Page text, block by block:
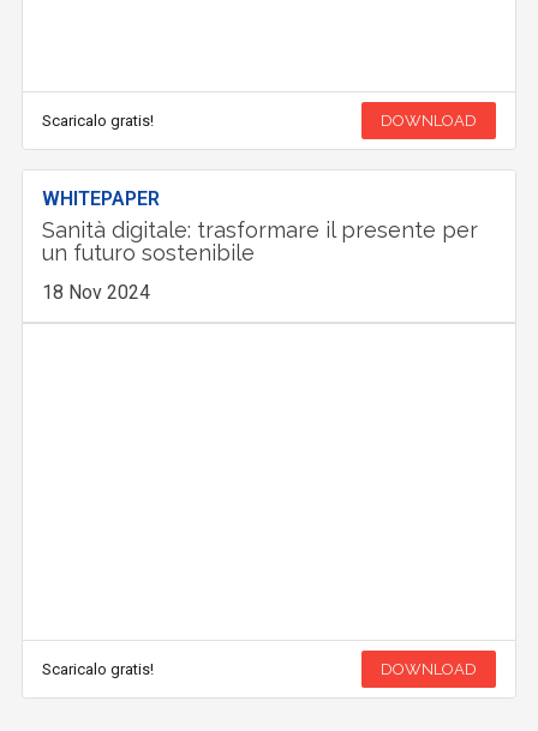
Scaricalo gratis! DOWNLOAD
WHITEPAPER
Sanità digitale: trasformare il presente per
un futuro sostenibile
18 Nov 2024
Scaricalo gratis! DOWNLOAD